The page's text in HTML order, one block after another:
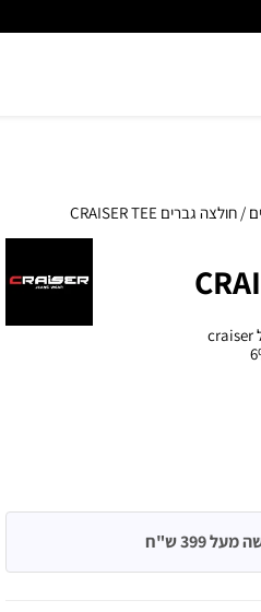
/ חולצה גברים CRAISER TEE
399 ש"ח